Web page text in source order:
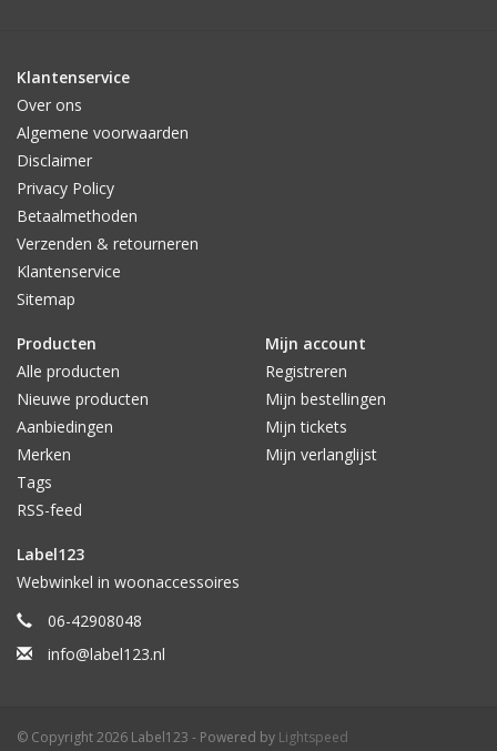
Klantenservice
Over ons
Algemene voorwaarden
Disclaimer
Privacy Policy
Betaalmethoden
Verzenden & retourneren
Klantenservice
Sitemap
Producten
Alle producten
Nieuwe producten
Aanbiedingen
Merken
Tags
RSS-feed
Mijn account
Registreren
Mijn bestellingen
Mijn tickets
Mijn verlanglijst
Label123
Webwinkel in woonaccessoires
06-42908048
info@label123.nl
© Copyright 2026 Label123 - Powered by Lightspeed